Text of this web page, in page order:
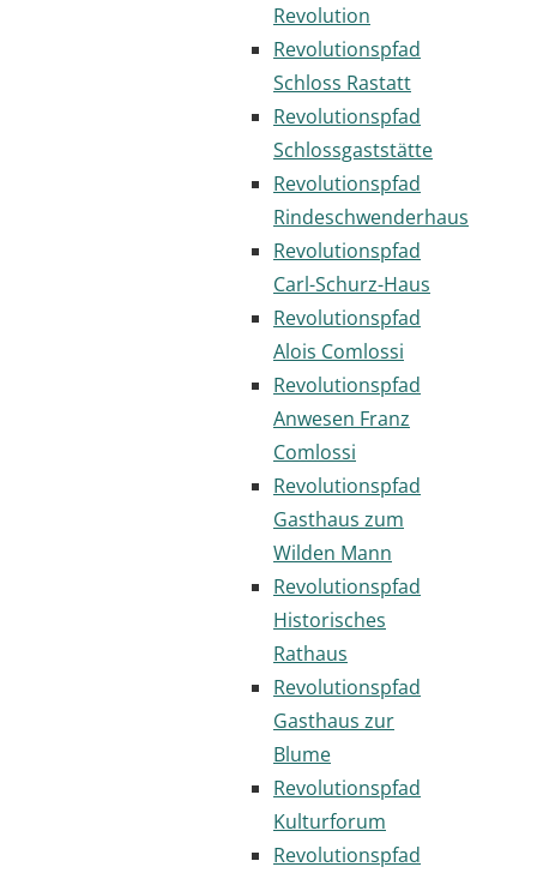
Revolution
Revolutionspfad
Schloss Rastatt
Revolutionspfad
Schlossgaststätte
Revolutionspfad
Rindeschwenderhaus
Revolutionspfad
Carl-Schurz-Haus
Revolutionspfad
Alois Comlossi
Revolutionspfad
Anwesen Franz
Comlossi
Revolutionspfad
Gasthaus zum
Wilden Mann
Revolutionspfad
Historisches
Rathaus
Revolutionspfad
Gasthaus zur
Blume
Revolutionspfad
Kulturforum
Revolutionspfad